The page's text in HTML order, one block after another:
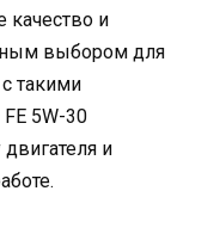
качество и
выбором для
такими
5W-30
и